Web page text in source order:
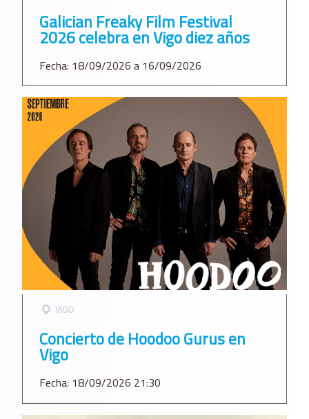
Galician Freaky Film Festival
2026 celebra en Vigo diez años
Fecha: 18/09/2026 a 16/09/2026
VIGO
Concierto de Hoodoo Gurus en
Vigo
Fecha: 18/09/2026 21:30